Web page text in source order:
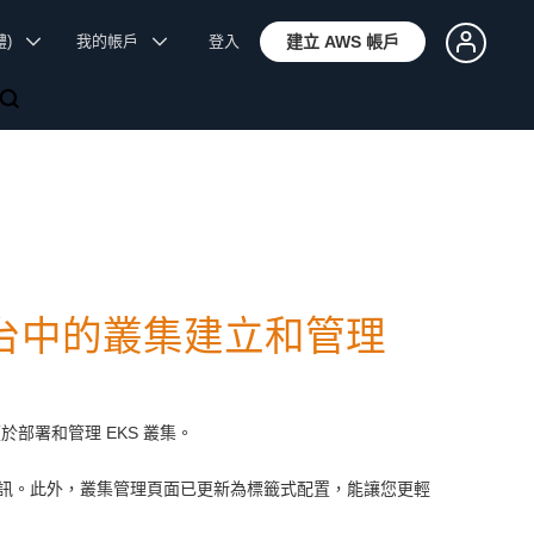
) 我的帳戶 登入 建立 AWS 帳戶
中的叢集建立和管理
部署和管理 EKS 叢集。
。此外，叢集管理頁面已更新為標籤式配置，能讓您更輕